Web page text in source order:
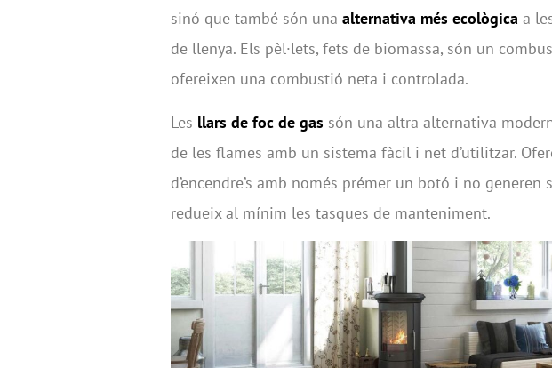
sinó que també són una alternativa més ecològica a
de llenya. Els pèl·lets, fets de biomassa, són un
ofereixen una combustió neta i controlada.
Les llars de foc de gas són una altra alternativa
de les flames amb un sistema fàcil i net d’utilitzar.
d’encendre’s amb només prémer un botó i no
redueix al mínim les tasques de manteniment.